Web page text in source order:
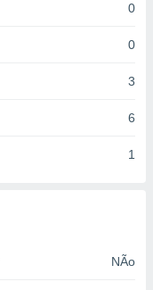
0
0
3
6
1
NÃo